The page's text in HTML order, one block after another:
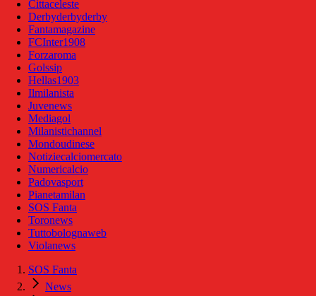
Cittaceleste
Derbyderbyderby
Fantamagazine
FCInter1908
Forzaroma
Golssip
Hellas1903
Ilmilanista
Juvenews
Mediagol
Milanistichannel
Mondoudinese
Notiziecalciomercato
Numericalcio
Padovasport
Pianetamilan
SOS Fanta
Toronews
Tuttobolognaweb
Violanews
SOS Fanta
News